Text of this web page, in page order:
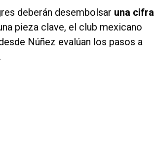
deberán desembolsar una cifra
pieza clave, el club mexicano
Núñez evalúan los pasos a